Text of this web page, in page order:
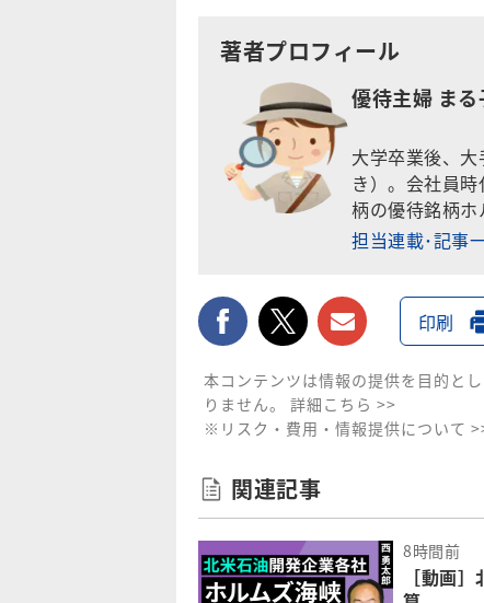
著者プロフィール
優待主婦 まる
大学卒業後、
き）。会社員
柄の優待銘柄ホ
担当連載･記事
facebooktwitter メールで
印刷
本コンテンツは情報の提供を目的と
りません。 詳細こちら >>
※リスク・費用・情報提供について
関連記事
8時間前
［動画